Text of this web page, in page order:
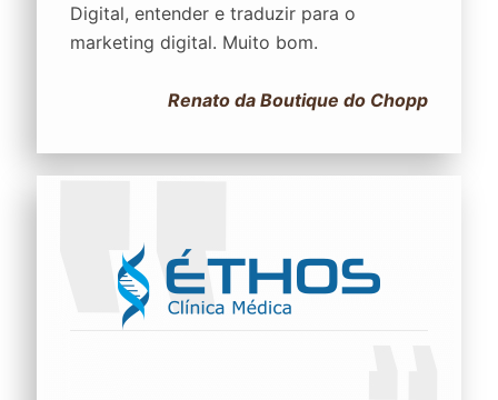
Digital, entender e traduzir para o
marketing digital. Muito bom.
Renato da Boutique do Chopp